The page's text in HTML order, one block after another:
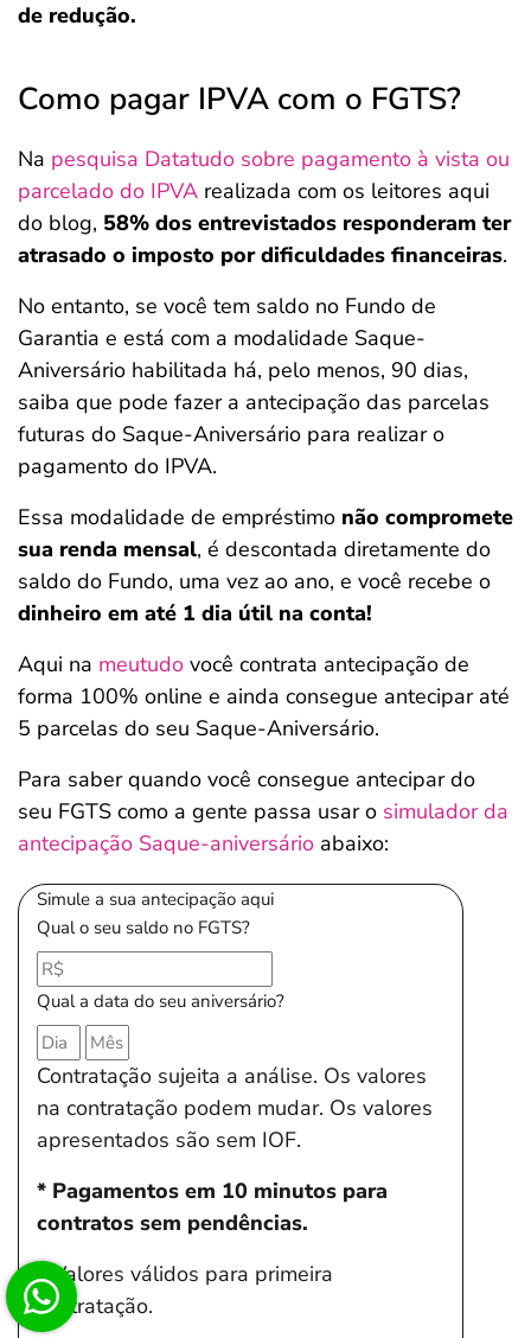
de redução.
Como pagar IPVA com o FGTS?
Na pesquisa Datatudo sobre pagamento à vista ou
parcelado do IPVA realizada com os leitores aqui
do blog, 58% dos entrevistados responderam ter
atrasado o imposto por dificuldades financeiras.
No entanto, se você tem saldo no Fundo de
Garantia e está com a modalidade Saque-
Aniversário habilitada há, pelo menos, 90 dias,
saiba que pode fazer a antecipação das parcelas
futuras do Saque-Aniversário para realizar o
pagamento do IPVA.
Essa modalidade de empréstimo não compromete
sua renda mensal, é descontada diretamente do
saldo do Fundo, uma vez ao ano, e você recebe o
dinheiro em até 1 dia útil na conta!
Aqui na meutudo você contrata antecipação de
forma 100% online e ainda consegue antecipar até
5 parcelas do seu Saque-Aniversário.
Para saber quando você consegue antecipar do
seu FGTS como a gente passa usar o simulador da
antecipação Saque-aniversário abaixo:
Simule a sua antecipação aqui
Qual o seu saldo no FGTS?
Qual a data do seu aniversário?
Contratação sujeita a análise. Os valores
na contratação podem mudar. Os valores
apresentados são sem IOF.
* Pagamentos em 10 minutos para
contratos sem pendências.
* Valores válidos para primeira
contratação.